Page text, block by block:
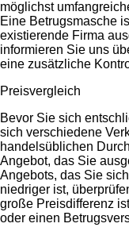
möglichst
Eine Betrugsmasche
existierende Firma
informieren Sie uns
eine zusätzliche
Preisvergleich
Bevor Sie sich
sich verschiedene
handelsüblichen
Angebot, das Sie
Angebots, das Sie
niedriger ist,
große Preisdifferenz
oder einen